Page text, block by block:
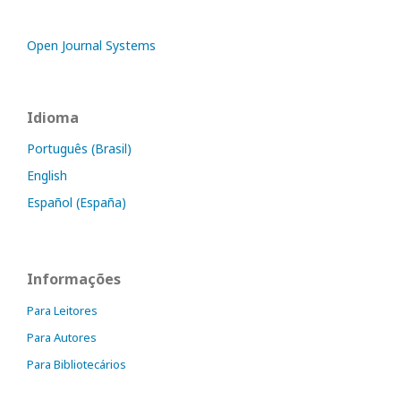
Open Journal Systems
Idioma
Português (Brasil)
English
Español (España)
Informações
Para Leitores
Para Autores
Para Bibliotecários